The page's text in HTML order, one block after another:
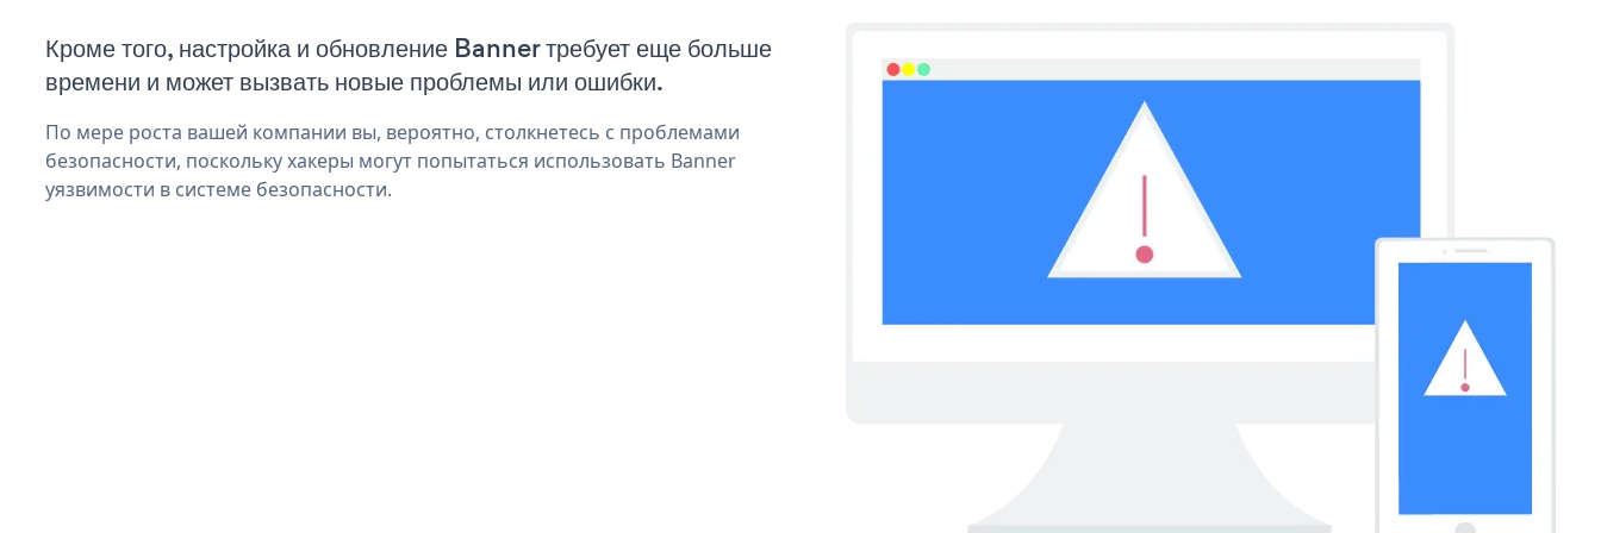
Кроме того, настройка и обновление Banner требует еще больше
времени и может вызвать новые проблемы или ошибки.
По мере роста вашей компании вы, вероятно, столкнетесь с проблемами
безопасности, поскольку хакеры могут попытаться использовать Banner
уязвимости в системе безопасности.